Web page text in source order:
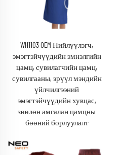
WH1103 OEM Нийлүүлэгч,
эмэгтэйчүүдийн эмнэлгийн
цамц, сувилагчийн цамц,
сувилгааны, эрүүл мэндийн
үйлчилгээний
эмэгтэйчүүдийн хувцас,
зөөлөн амгалан цамцны
бөөний борлуулалт